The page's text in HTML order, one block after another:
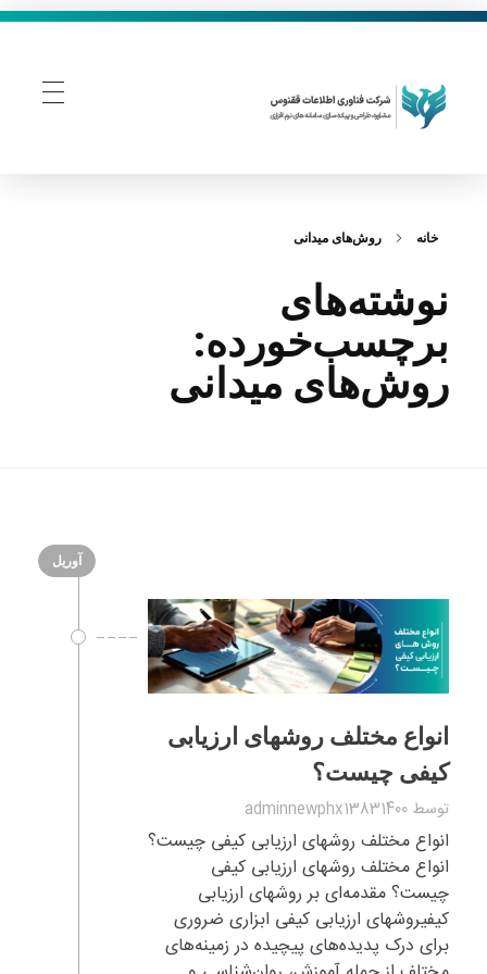
خانه روش‌های میدانی
نوشته‌های
برچسب‌خورده:
روش‌های میدانی
آوریل
انواع مختلف روشهای ارزیابی
کیفی چیست؟
توسط adminnewphx13831400
انواع مختلف روشهای ارزیابی کیفی چیست؟
انواع مختلف روشهای ارزیابی کیفی
چیست؟ مقدمه‌ای بر روشهای ارزیابی
کیفیروشهای ارزیابی کیفی ابزاری ضروری
برای درک پدیده‌های پیچیده در زمینه‌های